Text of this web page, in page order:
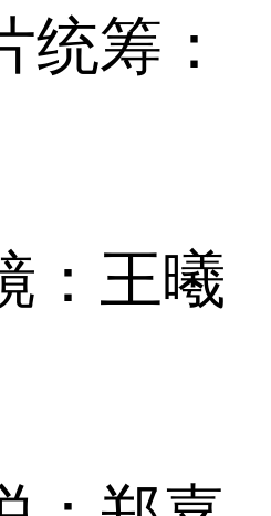
统筹：
：王曦